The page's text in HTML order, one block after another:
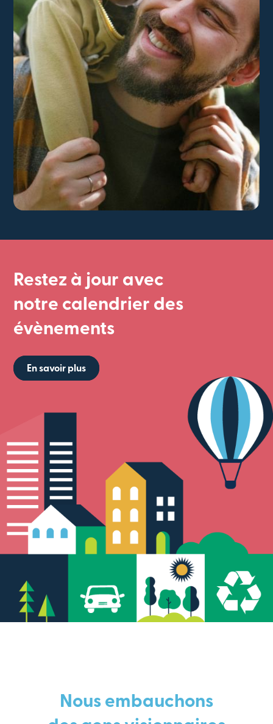
Restez à jour avec
notre calendrier des
évènements
En savoir plus
Nous embauchons